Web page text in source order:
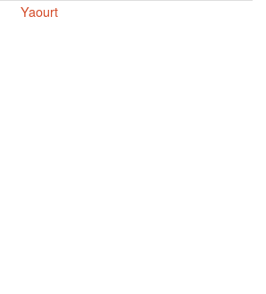
Yaourt